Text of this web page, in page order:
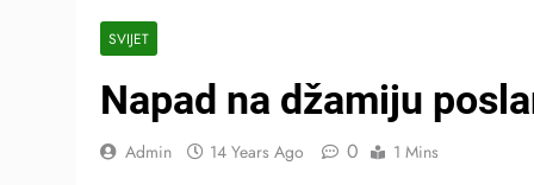
SVIJET
Napad na džamiju
Admin 14 Years Ago 0 1 Mins